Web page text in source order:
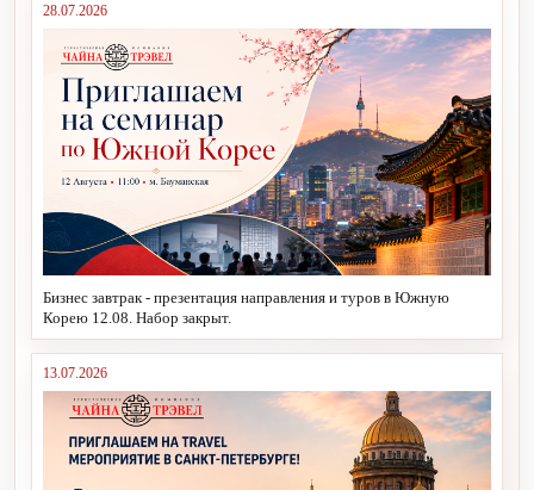
28.07.2026
Бизнес завтрак - презентация направления и туров в Южную
Корею 12.08. Набор закрыт.
13.07.2026